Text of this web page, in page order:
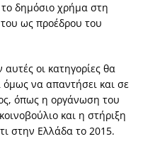
δημόσιο χρήμα στη
του ως προέδρου του
οι κατηγορίες θα
όμως να απαντήσει και σε
όπως η οργάνωση του
και η στήριξη
στην Ελλάδα το 2015.